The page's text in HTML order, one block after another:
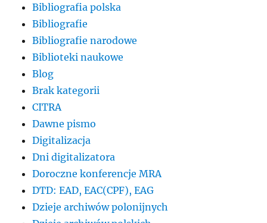
Bibliografia polska
Bibliografie
Bibliografie narodowe
Biblioteki naukowe
Blog
Brak kategorii
CITRA
Dawne pismo
Digitalizacja
Dni digitalizatora
Doroczne konferencje MRA
DTD: EAD, EAC(CPF), EAG
Dzieje archiwów polonijnych